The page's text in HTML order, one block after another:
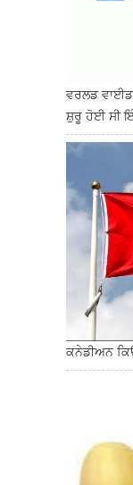
ਵਰਲਡ ਵਾਈਡ
ਸ਼ੁਰੂ ਹੋਈ ਸੀ
ਕਨੇਡੀਅਨ